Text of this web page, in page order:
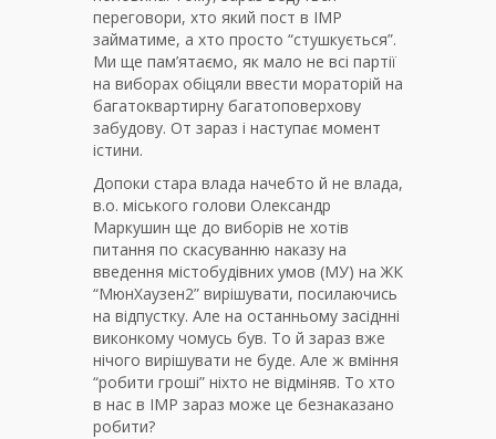
переговори, хто який пост в ІМР
займатиме, а хто просто “стушкується”.
Ми ще пам’ятаємо, як мало не всі партії
на виборах обіцяли ввести мораторій на
багатоквартирну багатоповерхову
забудову. От зараз і наступає момент
істини.
Допоки стара влада начебто й не влада,
в.о. міського голови Олександр
Маркушин ще до виборів не хотів
питання по скасуванню наказу на
введення містобудівних умов (МУ) на ЖК
“МюнХаузен2” вирішувати, посилаючись
на відпустку. Але на останньому засіднні
виконкому чомусь був. То й зараз вже
нічого вирішувати не буде. Але ж вміння
“робити гроші” ніхто не відміняв. То хто
в нас в ІМР зараз може це безнаказано
робити?